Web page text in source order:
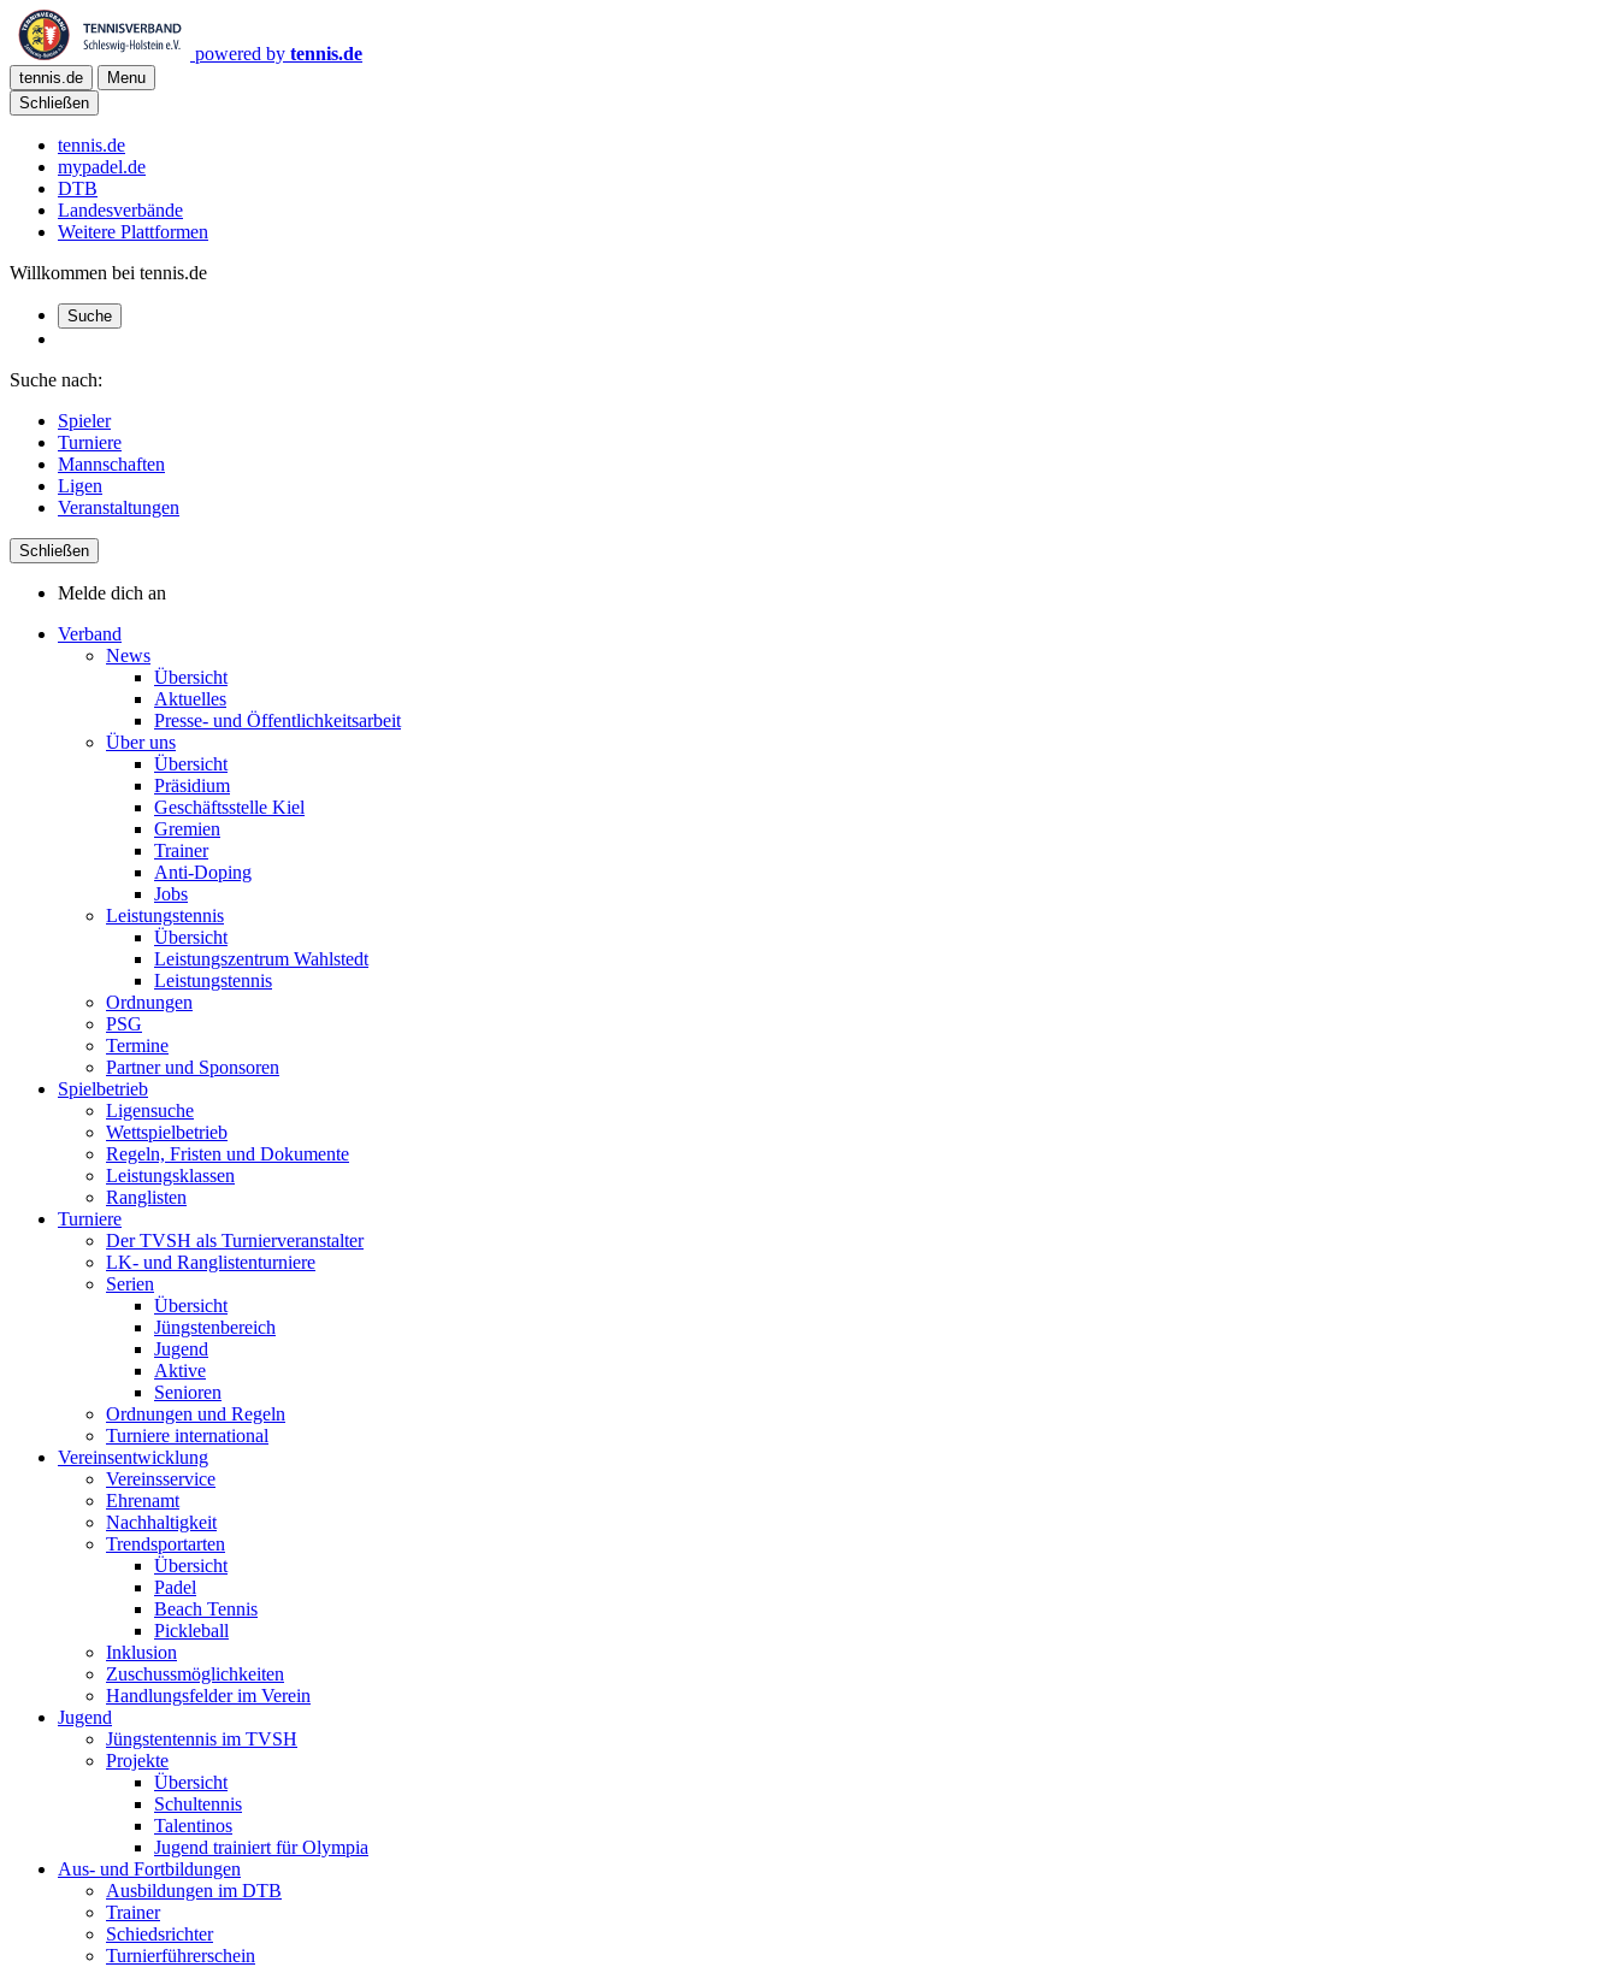
powered by tennis.de
tennis.de
Menu
Schließen
tennis.de
mypadel.de
DTB
Landesverbände
Weitere Plattformen
Willkommen bei tennis.de
Suche
Suche nach:
Spieler
Turniere
Mannschaften
Ligen
Veranstaltungen
Schließen
Melde dich an
Verband
News
Übersicht
Aktuelles
Presse- und Öffentlichkeitsarbeit
Über uns
Übersicht
Präsidium
Geschäftsstelle Kiel
Gremien
Trainer
Anti-Doping
Jobs
Leistungstennis
Übersicht
Leistungszentrum Wahlstedt
Leistungstennis
Ordnungen
PSG
Termine
Partner und Sponsoren
Spielbetrieb
Ligensuche
Wettspielbetrieb
Regeln, Fristen und Dokumente
Leistungsklassen
Ranglisten
Turniere
Der TVSH als Turnierveranstalter
LK- und Ranglistenturniere
Serien
Übersicht
Jüngstenbereich
Jugend
Aktive
Senioren
Ordnungen und Regeln
Turniere international
Vereinsentwicklung
Vereinsservice
Ehrenamt
Nachhaltigkeit
Trendsportarten
Übersicht
Padel
Beach Tennis
Pickleball
Inklusion
Zuschussmöglichkeiten
Handlungsfelder im Verein
Jugend
Jüngstentennis im TVSH
Projekte
Übersicht
Schultennis
Talentinos
Jugend trainiert für Olympia
Aus- und Fortbildungen
Ausbildungen im DTB
Trainer
Schiedsrichter
Turnierführerschein